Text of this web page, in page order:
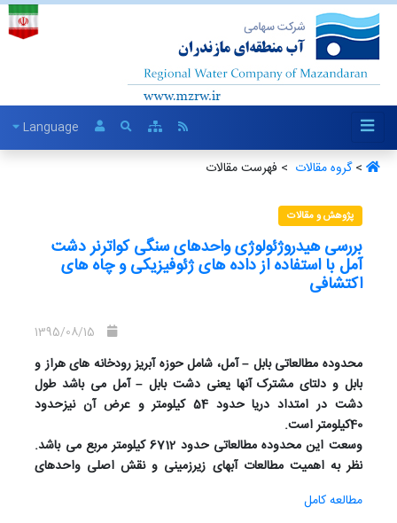
Language
>گروه مقالات ‏ > فهرست مقالات
پژوهش و مقالات
بررسی هیدروژئولوژی واحدهای سنگی کواترنر دشت
آمل با استفاده از داده های ژئوفیزیکی و چاه های
اکتشافی
محدوده مطالعاتی بابل – آمل، شامل حوزه آبریز رودخانه های هراز و
بابل و دلتای مشترک آنها یعنی دشت بابل – آمل می باشد طول
دشت در امتداد دریا حدود 54 کیلومتر و عرض آن نیزحدود
40کیلومتر است.
وسعت این محدوده مطالعاتی حدود 6712 کیلومتر مربع می باشد.
نظر به اهمیت مطالعات آبهای زیرزمینی و نقش اصلی واحدهای
داده های حاصل از لوگ های ژئوفیزیکی و ستون چینه ای تهیه شده
مطالعه کامل